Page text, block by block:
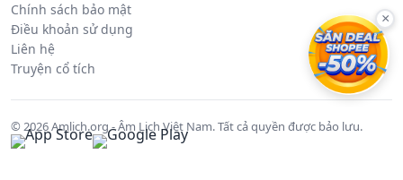
Chính sách bảo mật
Điều khoản sử dụng
Liên hệ
Truyện cổ tích
© 2026 Amlich.org - Âm Lịch Việt Nam. Tất cả quyền được bảo lưu.
×